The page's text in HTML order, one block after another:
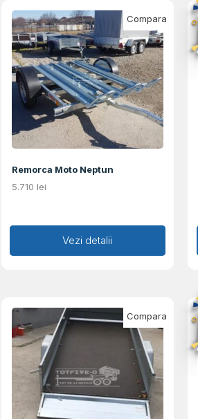
Remorca Moto Neptun
5.710 lei
Adaugă în coș
Vezi detalii
Compara
Compara